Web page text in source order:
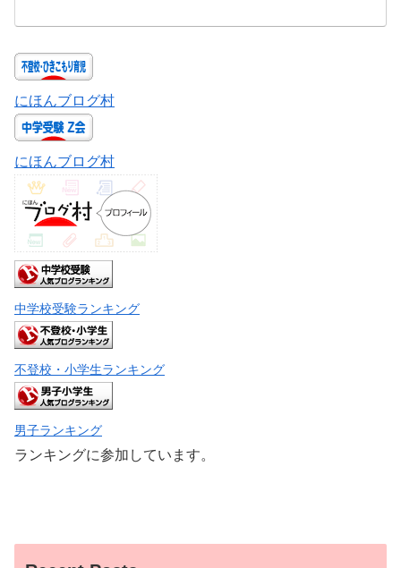
にほんブログ村
にほんブログ村
中学校受験ランキング
不登校・小学生ランキング
男子ランキング
ランキングに参加しています。